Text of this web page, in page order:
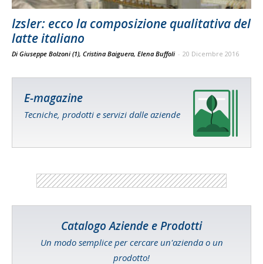
Izsler: ecco la composizione qualitativa del
latte italiano
Di Giuseppe Bolzoni (1), Cristina Baiguera, Elena Buffoli - 20 Dicembre 2016
E-magazine
Tecniche, prodotti e servizi dalle aziende
Catalogo Aziende e Prodotti
Un modo semplice per cercare un'azienda o un
prodotto!